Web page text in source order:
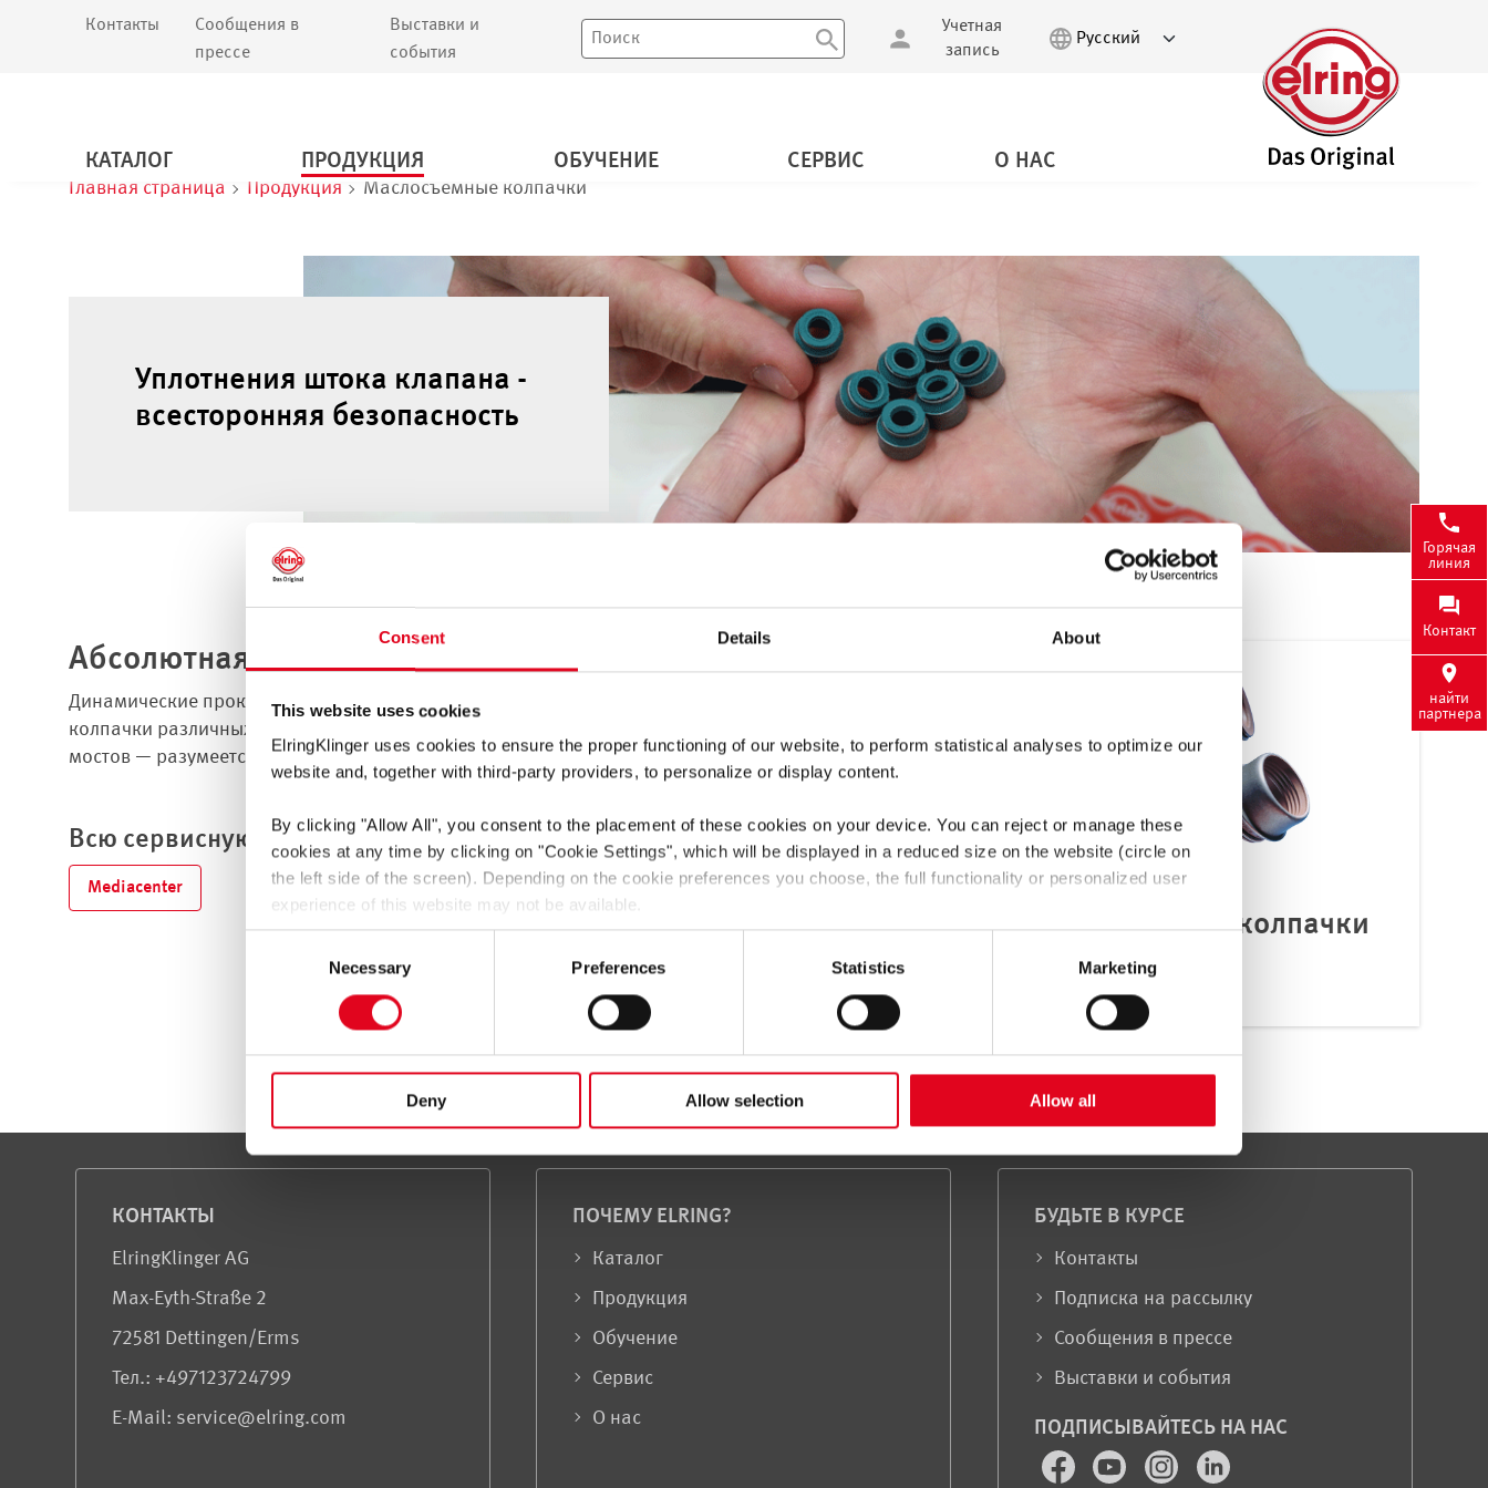
Consent Details About
This website uses cookies
ElringKlinger uses cookies to ensure the proper functioning of our website, to perform statistical analyses to optimize our
website and, together with third-party providers, to personalize or display content.
By clicking "Allow All", you consent to the placement of these cookies on your device. You can reject or manage these
cookies at any time by clicking on "Cookie Settings", which will be displayed in a reduced size on the website (circle on
the left side of the screen). Depending on the cookie preferences you choose, the full functionality or personalized user
experience of this website may not be available.
You thereby also consent to the transfer of data to third countries (e.g. USA) in accordance with Art. 49 (1) sentence 1 a
GDPR. These third countries may not have a level of data protection comparable to that of the EU. In this case, there may
enforced.
Necessary Preferences Statistics Marketing
Deny Allow selection Allow all
Контакты
Сообщения в
прессе
Выставки и
события
Учетная
запись
КАТАЛОГ ПРОДУКЦИЯ ОБУЧЕНИЕ СЕРВИС О НАС
Главная страница Продукция Маслосъемные колпачки
Уплотнения штока клапана -
всесторонняя безопасность
Абсолютная безопасность
Динамические прокладки дополняют ассортимент. Elring предлагает сальники и маслосъемные
колпачки различных типов, размеров, из разных материалов. Для двигателей, коробок передач и
мостов — разумеется, в проверенном качестве.
Всю сервисную информацию найдете здесь:
Mediacenter
Маслосьемные колпачки
Таблица типоразмеров
Горячая
линия
Контакт
найти
партнера
КОНТАКТЫ
ElringKlinger AG
Max-Eyth-Straße 2
72581 Dettingen/Erms
Teл.: +497123724799
E-Mail: service@elring.com
ПОЧЕМУ ELRING?
Каталог
Продукция
Обучение
Сервис
О нас
БУДЬТЕ В КУРСЕ
Контакты
Подписка на рассылку
Сообщения в прессе
Выставки и события
ПОДПИСЫВАЙТЕСЬ НА НАС
FacebookYoutubeInstagramLinkedIn